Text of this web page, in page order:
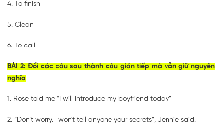
4. To finish
5. Clean
6. To call
BÀI 2: Đổi các câu sau thành câu gián tiếp mà vẫn giữ nguyên
nghĩa
1. Rose told me “I will introduce my boyfriend today”
2. “Don’t worry. I won't tell anyone your secrets”, Jennie said.